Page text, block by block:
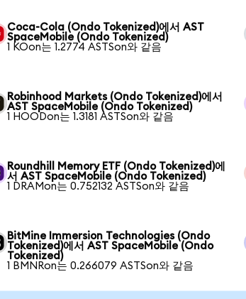
Coca-Cola (Ondo Tokenized)에서 AST
SpaceMobile (Ondo Tokenized)
1 KOon는 1.2774 ASTSon와 같음
Robinhood Markets (Ondo Tokenized)에서
AST SpaceMobile (Ondo Tokenized)
1 HOODon는 1.3181 ASTSon와 같음
Roundhill Memory ETF (Ondo Tokenized)에
서 AST SpaceMobile (Ondo Tokenized)
1 DRAMon는 0.752132 ASTSon와 같음
BitMine Immersion Technologies (Ondo
Tokenized)에서 AST SpaceMobile (Ondo
Tokenized)
1 BMNRon는 0.266079 ASTSon와 같음